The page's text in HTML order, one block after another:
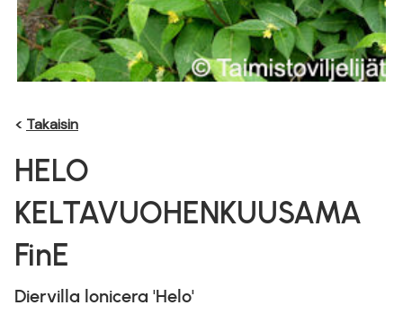
< Takaisin
HELO
KELTAVUOHENKUUSAMA
FinE
Diervilla lonicera 'Helo'